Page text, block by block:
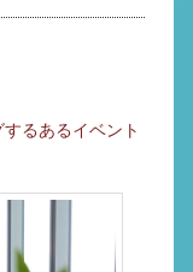
るあるイベント